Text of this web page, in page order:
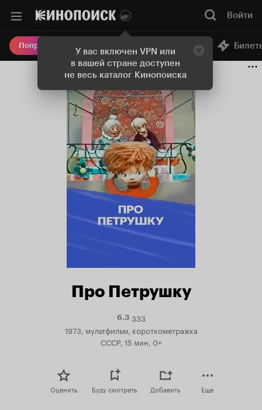
У вас включен VPN или
в вашей стране доступен
не весь каталог Кинопоиска
Войти
Попробовать Плюс Онлайн-кинотеатр
Про Петрушку
6.3Рейтинг
6.3
333
1973, мультфильм, короткометражка
СССР, 15 мин, 0+
Оценить Буду смотреть Добавить Еще